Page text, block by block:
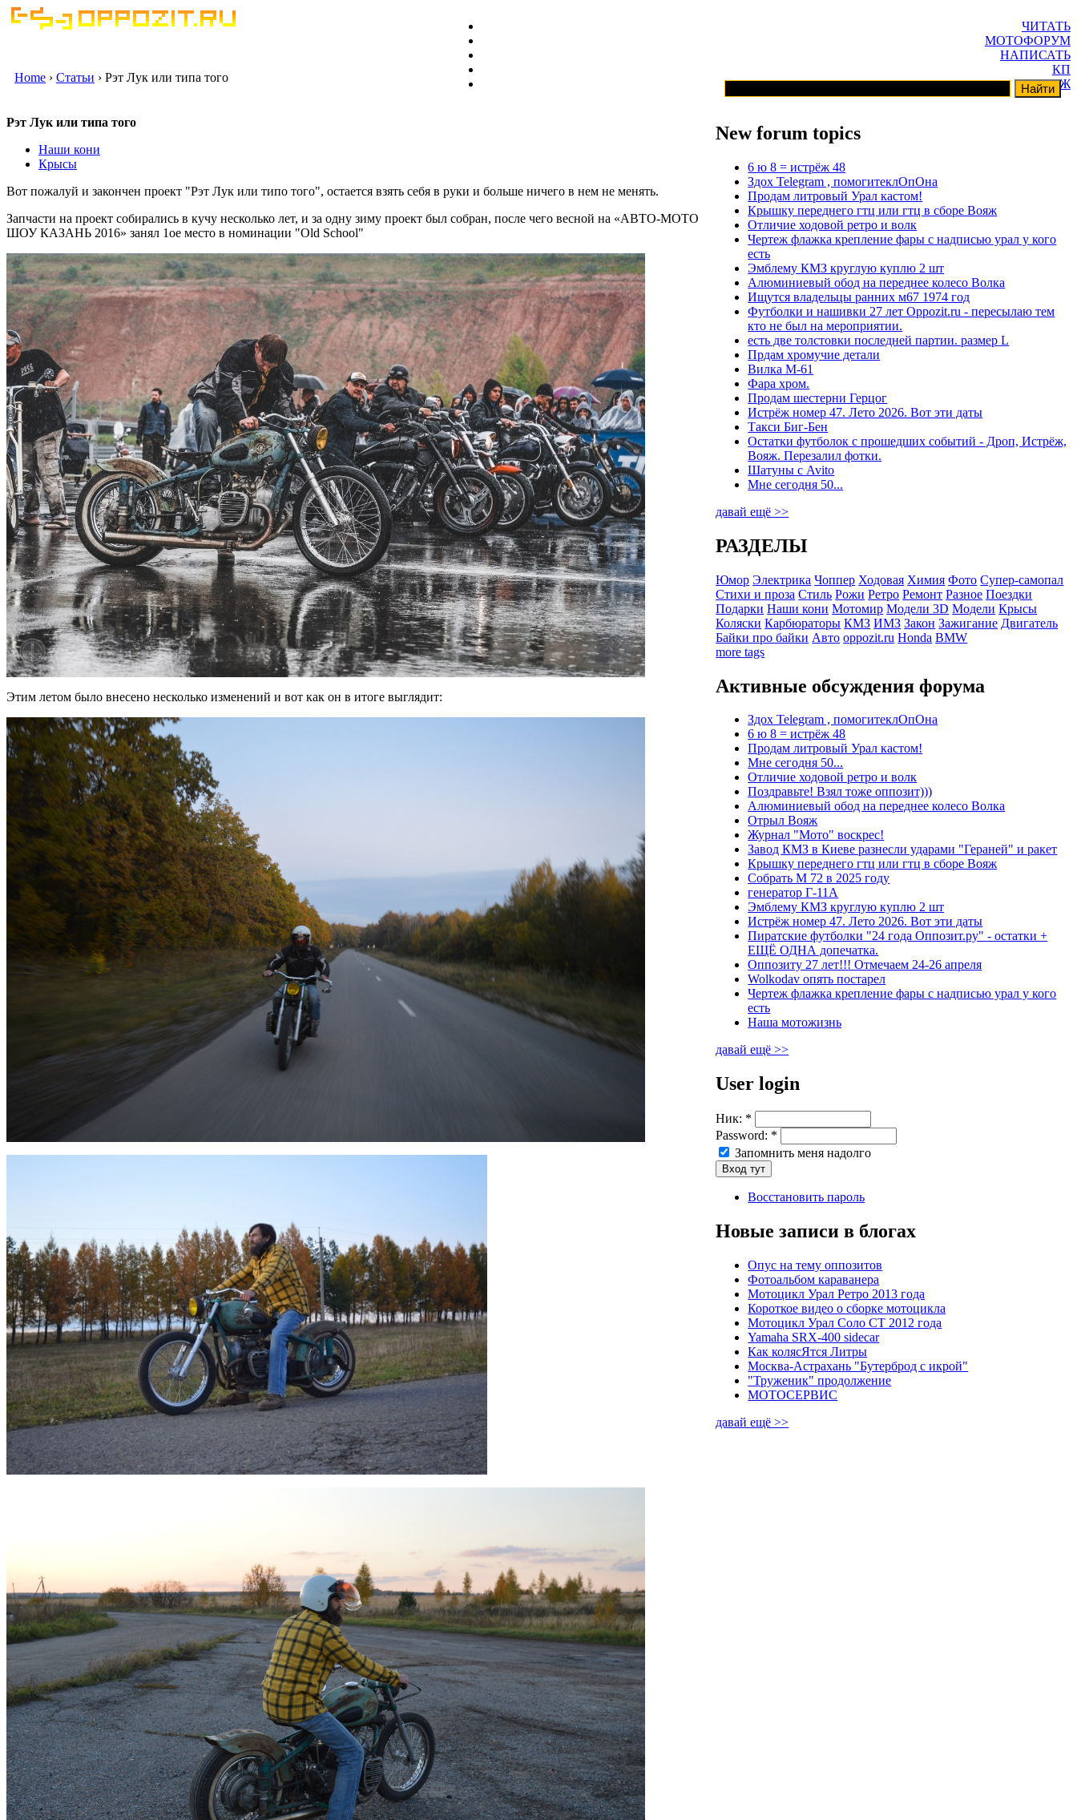
ЧИТАТЬ
МОТОФОРУМ
НАПИСАТЬ
КП
ГАРАЖ
Home › Статьи › Рэт Лук или типа того
Рэт Лук или типа того
Наши кони
Крысы
Вот пожалуй и закончен проект "Рэт Лук или типо того", остается взять себя в руки и больше ничего в нем не менять.
Запчасти на проект собирались в кучу несколько лет, и за одну зиму проект был собран, после чего весной на «АВТО-МОТО
ШОУ КАЗАНЬ 2016» занял 1ое место в номинации "Old School"
Этим летом было внесено несколько изменений и вот как он в итоге выглядит:
New forum topics
6 ю 8 = истрёж 48
Здох Telegram , помогитеклОпОна
Продам литровый Урал кастом!
Крышку переднего гтц или гтц в сборе Вояж
Отличие ходовой ретро и волк
Чертеж флажка крепление фары с надписью урал у кого
есть
Эмблему КМЗ круглую куплю 2 шт
Алюминиевый обод на переднее колесо Волка
Ищутся владельцы ранних м67 1974 год
Футболки и нашивки 27 лет Oppozit.ru - пересылаю тем
кто не был на мероприятии.
есть две толстовки последней партии. размер L
Прдам хромучие детали
Вилка М-61
Фара хром.
Продам шестерни Герцог
Истрёж номер 47. Лето 2026. Вот эти даты
Такси Биг-Бен
Остатки футболок с прошедших событий - Дроп, Истрёж,
Вояж. Перезалил фотки.
Шатуны с Avito
Мне сегодня 50...
давай ещё >>
РАЗДЕЛЫ
Юмор Электрика Чоппер Ходовая Химия Фото Супер-самопал
Стихи и проза Стиль Рожи Ретро Ремонт Разное Поездки
Подарки Наши кони Мотомир Модели 3D Модели Крысы
Коляски Карбюраторы КМЗ ИМЗ Закон Зажигание Двигатель
Байки про байки Авто oppozit.ru Honda BMW
more tags
Активные обсуждения форума
Здох Telegram , помогитеклОпОна
6 ю 8 = истрёж 48
Продам литровый Урал кастом!
Мне сегодня 50...
Отличие ходовой ретро и волк
Поздравьте! Взял тоже оппозит)))
Алюминиевый обод на переднее колесо Волка
Отрыл Вояж
Журнал "Мото" воскрес!
Завод КМЗ в Киеве разнесли ударами "Гераней" и ракет
Крышку переднего гтц или гтц в сборе Вояж
Собрать М 72 в 2025 году
генератор Г-11А
Эмблему КМЗ круглую куплю 2 шт
Истрёж номер 47. Лето 2026. Вот эти даты
Пиратские футболки "24 года Оппозит.ру" - остатки +
ЕЩЁ ОДНА допечатка.
Оппозиту 27 лет!!! Отмечаем 24-26 апреля
Wolkodav опять постарел
Чертеж флажка крепление фары с надписью урал у кого
есть
Наша мотожизнь
давай ещё >>
User login
Ник: *
Password: *
Запомнить меня надолго
Восстановить пароль
Новые записи в блогах
Опус на тему оппозитов
Фотоальбом караванера
Мотоцикл Урал Ретро 2013 года
Короткое видео о сборке мотоцикла
Мотоцикл Урал Соло СТ 2012 года
Yamaha SRX-400 sidecar
Как колясЯтся Литры
Москва-Астрахань "Бутерброд с икрой"
"Труженик" продолжение
МОТОСЕРВИС
давай ещё >>